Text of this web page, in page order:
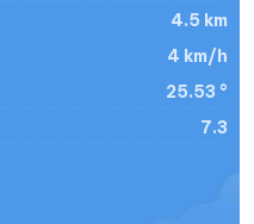
4.5 km
4 km/h
25.53 °
7.3